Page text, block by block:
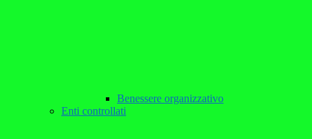
Benessere organizzativo
Enti controllati